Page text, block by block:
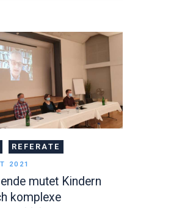
REFERATE
2021
mutet Kindern
komplexe